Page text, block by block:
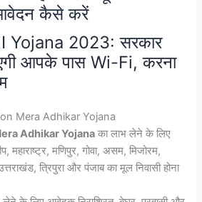
कैसे करें
Yojana 2023: सरकार
आपके पास Wi-Fi, करना
Mera Adhikar Yojana
Adhikar Yojana का लाभ लेने के लिए
महाराष्ट्र, मणिपुर, गोवा, असम, मिजोरम,
त्रिपुरा और पंजाब का मूल निवासी होना